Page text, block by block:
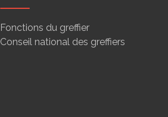
Fonctions du greffier
Conseil national des greffiers